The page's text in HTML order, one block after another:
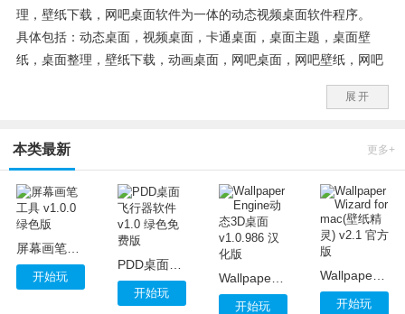
理，壁纸下载，网吧桌面软件为一体的动态视频桌面软件程序。
具体包括：动态桌面，视频桌面，卡通桌面，桌面主题，桌面壁
纸，桌面整理，壁纸下载，动画桌面，网吧桌面，网吧壁纸，网吧
展开
本类最新 更多+
屏幕画笔工具 v1.0.0 绿色版
开始玩
PDD桌面飞行器软件 v1.0 绿色免费版
开始玩
Wallpaper Engine动态3D桌面 v1.0.986 汉化版
开始玩
Wallpaper Wizard for mac(壁纸精灵) v2.1 官方版
开始玩